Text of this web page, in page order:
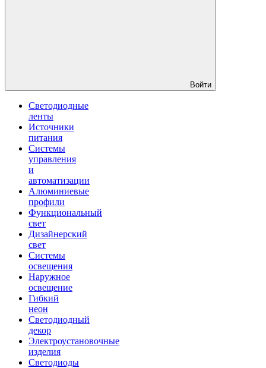
Войти
Светодиодные
ленты
Источники
питания
Системы
управления
и
автоматизации
Алюминиевые
профили
Функциональный
свет
Дизайнерский
свет
Системы
освещения
Наружное
освещение
Гибкий
неон
Светодиодный
декор
Электроустановочные
изделия
Светодиоды